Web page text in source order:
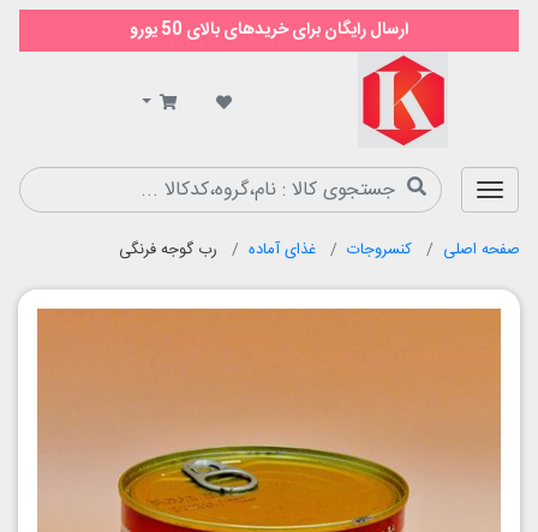
ارسال رایگان برای خریدهای بالای 50 یورو
صفحه اصلی کنسروجات غذای آماده رب گوجه فرنگی